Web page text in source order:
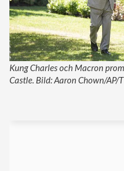
Kung Charles och Macron
Castle. Bild: Aaron Chown/AP/